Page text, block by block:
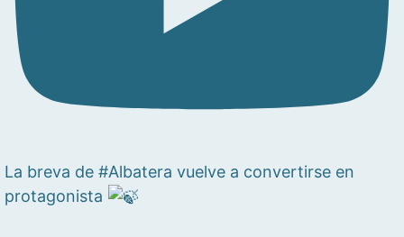
La breva de #Albatera vuelve a convertirse en
protagonista